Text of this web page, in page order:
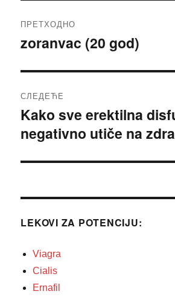
чланка
ПРЕТХОДНО
Претходни
zoranvac (20 god)
СЛЕДЕЋЕ
Следећи
чланак:
Kako sve erektilna
negativno utiče na
LEKOVI ZA POTENCIJU:
Viagra
Cialis
Ernafil